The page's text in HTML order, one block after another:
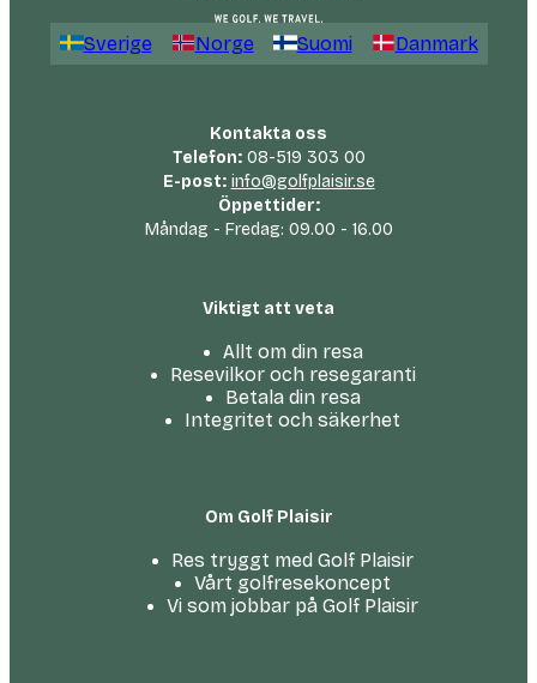
Sverige Norge Suomi Danmark
Kontakta oss
Telefon:08-519 303 00
E-post: info@golfplaisir.se
Öppettider:
Måndag - Fredag: 09.00 - 16.00
Viktigt att veta
Allt om din resa
Resevilkor och resegaranti
Betala din resa
Integritet och säkerhet
Om Golf Plaisir
Res tryggt med Golf Plaisir
Vårt golfresekoncept
Vi som jobbar på Golf Plaisir